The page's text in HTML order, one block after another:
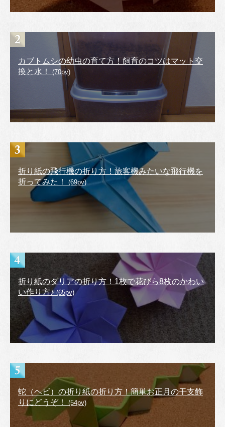
カブトムシの幼虫の育て方！飼育のコツはマット交
換と水！
(70pv)
折り紙の飛行機の折り方！旅客機みたいな飛行機を
折ってみた！
(69pv)
折り紙のダリアの折り方！1枚で花びら8枚のかわい
い作り方♪(65pv)
蛇（ヘビ）の折り紙の折り方！簡単お正月の干支飾
りにどうぞ！
(54pv)